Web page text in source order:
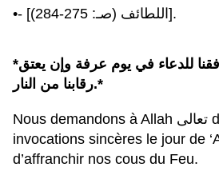
•- [اللطائف (صـ: 275-284)].
*نسأل الله تعالى أن يوفقنا للدعاء في يوم عرفة وإن يعتق
رقابنا من النار.*
Nous demandons à Allah تعالى de nous accorder les
invocations sincères le jour de
d’affranchir nos cous du Feu.